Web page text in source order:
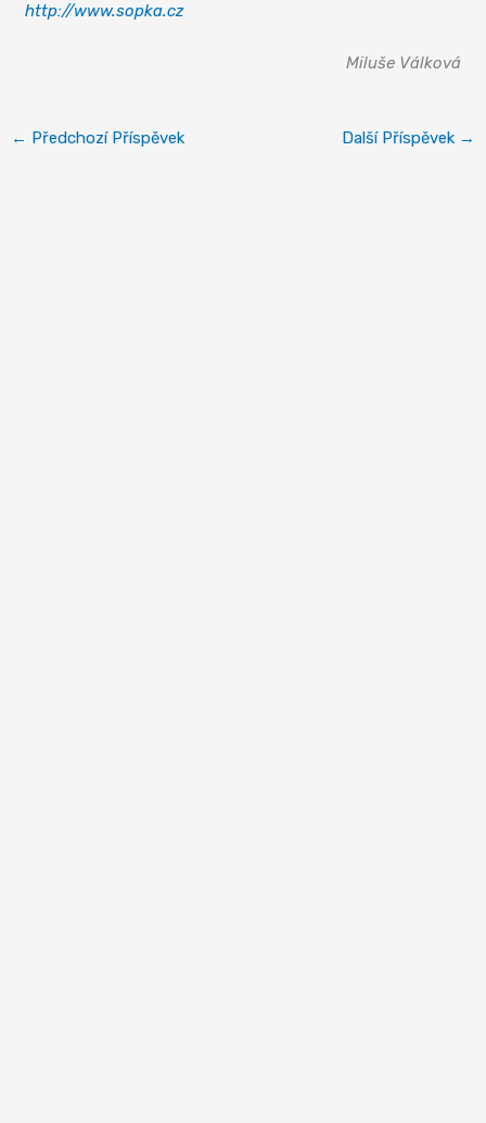
http://www.sopka.cz
Miluše Válková
← Předchozí Příspěvek Další Příspěvek →